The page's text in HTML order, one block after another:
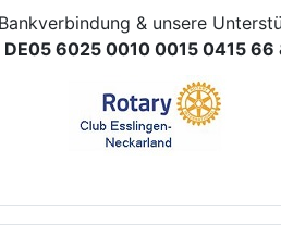
& unsere
6025 0010 0015 0415 66